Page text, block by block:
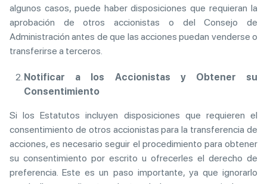
algunos casos, puede haber disposiciones que requieran la
aprobación de otros accionistas o del Consejo de
Administración antes de que las acciones puedan venderse o
transferirse a terceros.
Notificar a los Accionistas y Obtener su
Consentimiento
Si los Estatutos incluyen disposiciones que requieren el
consentimiento de otros accionistas para la transferencia de
acciones, es necesario seguir el procedimiento para obtener
su consentimiento por escrito u ofrecerles el derecho de
preferencia. Este es un paso importante, ya que ignorarlo